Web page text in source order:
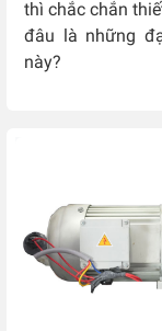
thì chắc chắn
đâu là những
này?